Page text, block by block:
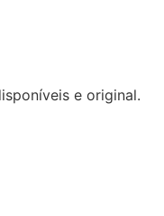
e original.